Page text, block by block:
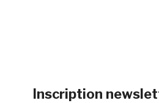
Inscription